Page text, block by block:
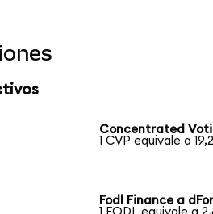
Concentrated
1 CVP equivale a
Fodl Finance a